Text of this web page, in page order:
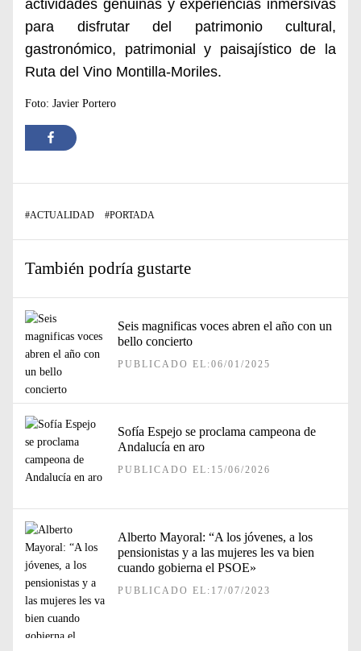
actividades genuinas y experiencias inmersivas
para disfrutar del patrimonio cultural,
gastronómico, patrimonial y paisajístico de la
Ruta del Vino Montilla-Moriles.
Foto: Javier Portero
#ACTUALIDAD #PORTADA
También podría gustarte
Seis magnificas voces abren el año con un
bello concierto
PUBLICADO EL:06/01/2025
Sofía Espejo se proclama campeona de
Andalucía en aro
PUBLICADO EL:15/06/2026
Alberto Mayoral: “A los jóvenes, a los
pensionistas y a las mujeres les va bien
cuando gobierna el PSOE»
PUBLICADO EL:17/07/2023